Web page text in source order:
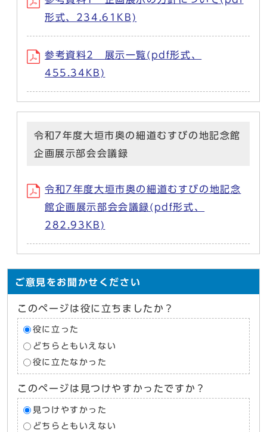
形式、234.61KB)
参考資料2 展示一覧(pdf形式、
455.34KB)
令和7年度大垣市奥の細道むすびの地記念館
企画展示部会会議録
令和7年度大垣市奥の細道むすびの地記念
館企画展示部会会議録(pdf形式、
282.93KB)
ご意見をお聞かせください
このページは役に立ちましたか？
役に立った
どちらともいえない
役に立たなかった
このページは見つけやすかったですか？
見つけやすかった
どちらともいえない